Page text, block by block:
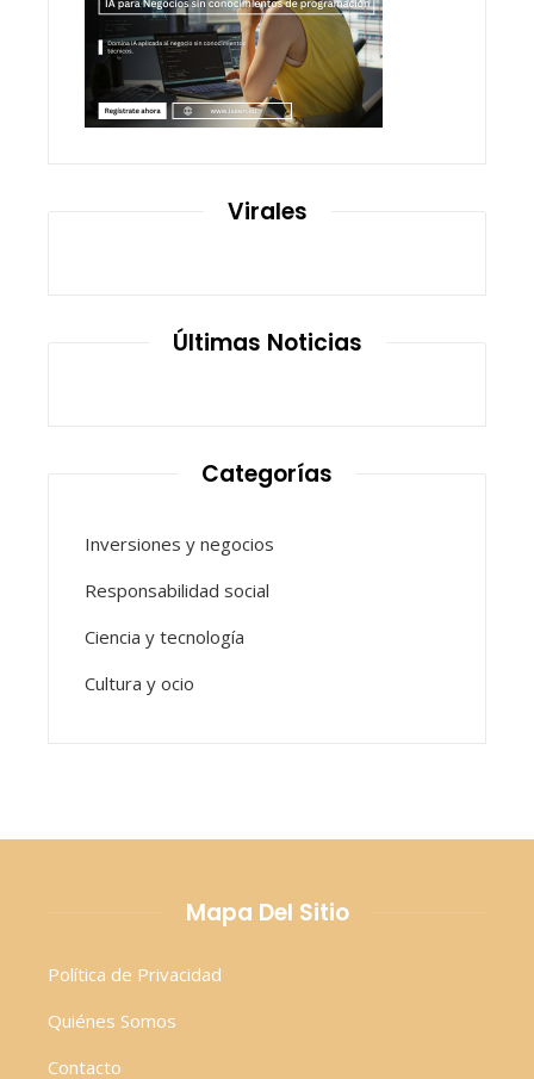
Virales
Últimas Noticias
Categorías
Inversiones y negocios
Responsabilidad social
Ciencia y tecnología
Cultura y ocio
Mapa Del Sitio
Política de Privacidad
Quiénes Somos
Contacto